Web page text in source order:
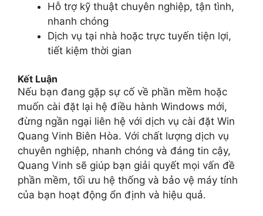
Hỗ trợ kỹ thuật chuyên nghiệp, tận tình,
nhanh chóng
Dịch vụ tại nhà hoặc trực tuyến tiện lợi,
tiết kiệm thời gian
Kết Luận
Nếu bạn đang gặp sự cố về phần mềm hoặc
muốn cài đặt lại hệ điều hành Windows mới,
đừng ngần ngại liên hệ với dịch vụ cài đặt Win
Quang Vinh Biên Hòa. Với chất lượng dịch vụ
chuyên nghiệp, nhanh chóng và đáng tin cậy,
Quang Vinh sẽ giúp bạn giải quyết mọi vấn đề
phần mềm, tối ưu hệ thống và bảo vệ máy tính
của bạn hoạt động ổn định và hiệu quả.